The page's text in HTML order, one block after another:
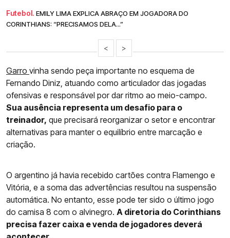
Futebol. EMILY LIMA EXPLICA ABRAÇO EM JOGADORA DO
CORINTHIANS: “PRECISAMOS DELA...”
< >
Garro vinha sendo peça importante no esquema de
Fernando Diniz, atuando como articulador das jogadas
ofensivas e responsável por dar ritmo ao meio-campo.
Sua ausência representa um desafio para o
treinador, que precisará reorganizar o setor e encontrar
alternativas para manter o equilíbrio entre marcação e
criação.
O argentino já havia recebido cartões contra Flamengo e
Vitória, e a soma das advertências resultou na suspensão
automática. No entanto, esse pode ter sido o último jogo
do camisa 8 com o alvinegro. A diretoria do Corinthians
precisa fazer caixa e venda de jogadores deverá